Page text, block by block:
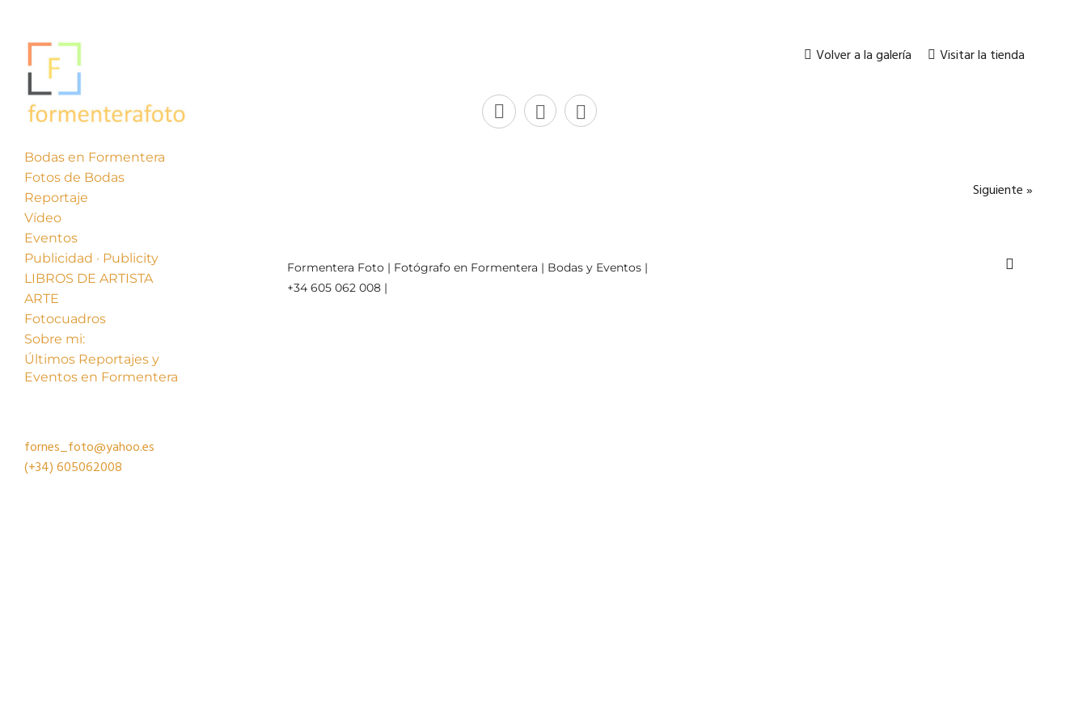
Bodas en Formentera
Fotos de Bodas
Reportaje
Vídeo
Eventos
Publicidad · Publicity
LIBROS DE ARTISTA
ARTE
Fotocuadros
Sobre mi:
Últimos Reportajes y
Eventos en Formentera
fornes_foto@yahoo.es
(+34)605062008
Volver a la galería Visitar la tienda
« Anterior Siguiente »
Formentera Foto | Fotógrafo en Formentera | Bodas y Eventos |
+34 605 062 008 |